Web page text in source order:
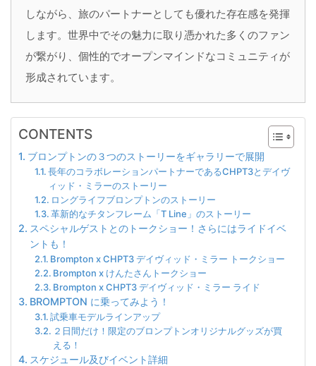
しながら、旅のパートナーとしても優れた存在感を発揮
します。世界中でその魅力に取り憑かれた多くのファン
が繋がり、個性的でオープンマインドなコミュニティが
形成されています。
CONTENTS
ブロンプトンの３つのストーリーをギャラリーで展開
長年のコラボレーションパートナーであるCHPT3とデイヴ
ィッド・ミラーのストーリー
ロングライフブロンプトンのストーリー
革新的なチタンフレーム「T Line」のストーリー
スペシャルゲストとのトークショー！さらにはライドイベ
ントも！
Brompton x CHPT3 デイヴィッド・ミラー トークショー
Brompton x けんたさんトークショー
Brompton x CHPT3 デイヴィッド・ミラー ライド
BROMPTON に乗ってみよう！
試乗車モデルラインアップ
２日間だけ！限定のブロンプトンオリジナルグッズが買
える！
スケジュール及びイベント詳細